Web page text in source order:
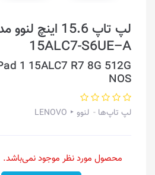
15ALC7-S6UE–A
1 15ALC7 R7 8G 512G
NOS
لپ تاپ‌ها لنوو ‣ LENOVO
محصول مورد نظر موجود نمی‌باشد.